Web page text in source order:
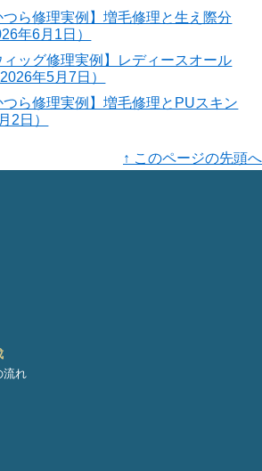
ら修理実例】増毛修理と生え際分
年6月1日）
ッグ修理実例】レディースオール
年5月7日）
ら修理実例】増毛修理とPUスキン
2日）
↑ このページの先頭へ
流れ